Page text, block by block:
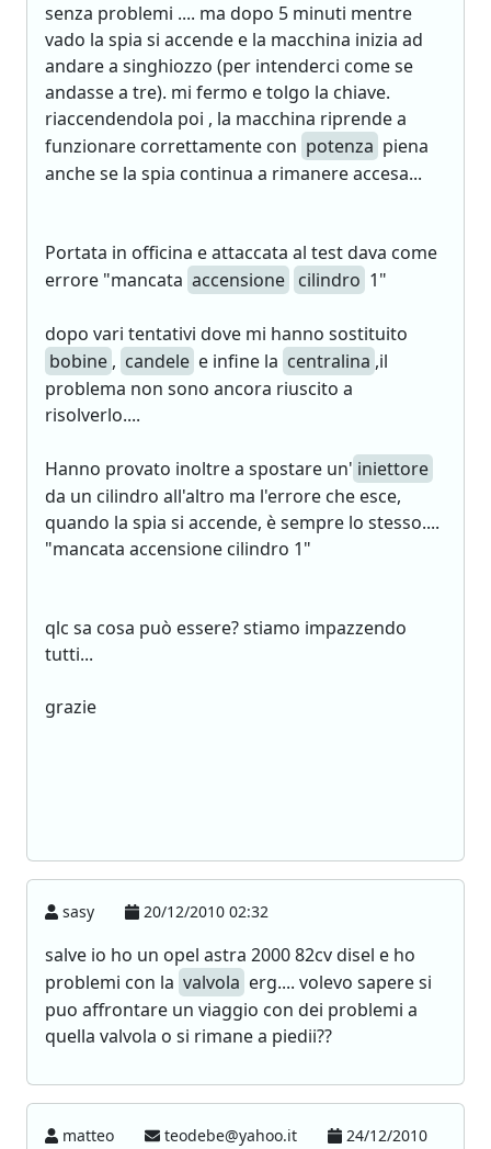
senza problemi .... ma dopo 5 minuti mentre
vado la spia si accende e la macchina inizia ad
andare a singhiozzo (per intenderci come se
andasse a tre). mi fermo e tolgo la chiave.
riaccendendola poi , la macchina riprende a
funzionare correttamente con potenza piena
anche se la spia continua a rimanere accesa...
Portata in officina e attaccata al test dava come
errore "mancata accensione cilindro 1"
dopo vari tentativi dove mi hanno sostituito
bobine , candele e infine la centralina ,il
problema non sono ancora riuscito a
risolverlo....
Hanno provato inoltre a spostare un' iniettore
da un cilindro all'altro ma l'errore che esce,
quando la spia si accende, è sempre lo stesso....
"mancata accensione cilindro 1"
qlc sa cosa può essere? stiamo impazzendo
tutti...
grazie
sasy 20/12/2010 02:32
salve io ho un opel astra 2000 82cv disel e ho
problemi con la valvola erg.... volevo sapere si
puo affrontare un viaggio con dei problemi a
quella valvola o si rimane a piedii??
matteo teodebe@yahoo.it 24/12/2010